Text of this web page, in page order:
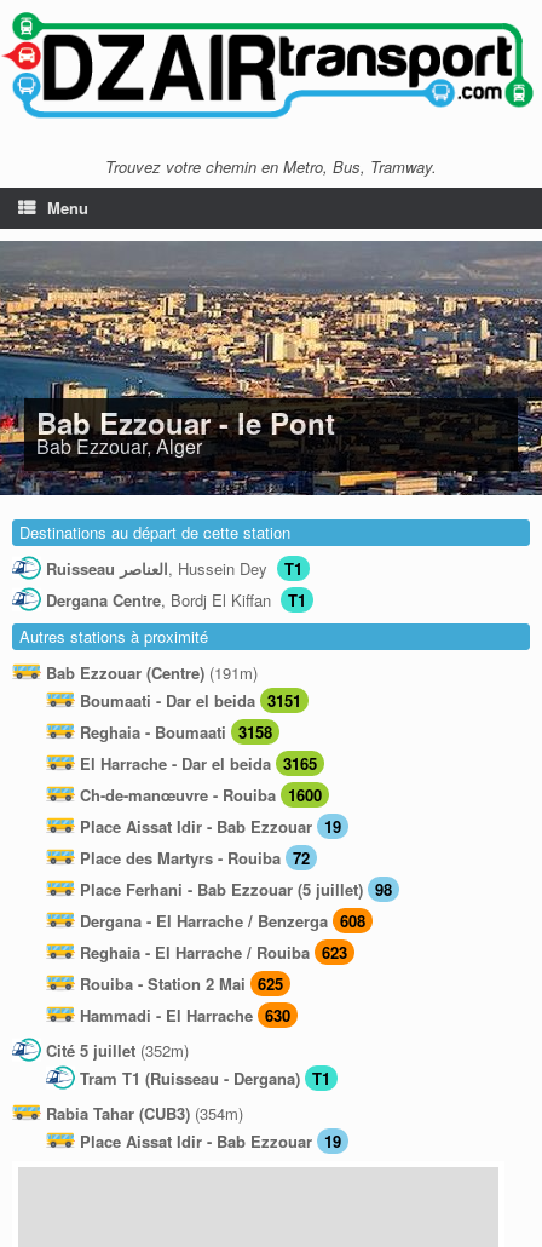
Trouvez votre chemin en Metro, Bus, Tramway.
Menu
Bab Ezzouar - le Pont
Bab Ezzouar, Alger
Destinations au départ de cette station
Ruisseau العناصر, Hussein Dey
T1
Dergana Centre, Bordj El Kiffan
T1
Autres stations à proximité
Bab Ezzouar (Centre) (191m)
Boumaati - Dar el beida 3151
Reghaia - Boumaati 3158
El Harrache - Dar el beida 3165
Ch-de-manœuvre - Rouiba 1600
Place Aissat Idir - Bab Ezzouar 19
Place des Martyrs - Rouiba 72
Place Ferhani - Bab Ezzouar (5 juillet) 98
Dergana - El Harrache / Benzerga 608
Reghaia - El Harrache / Rouiba 623
Rouiba - Station 2 Mai 625
Hammadi - El Harrache 630
Cité 5 juillet (352m)
Tram T1 (Ruisseau - Dergana) T1
Rabia Tahar (CUB3) (354m)
Place Aissat Idir - Bab Ezzouar 19